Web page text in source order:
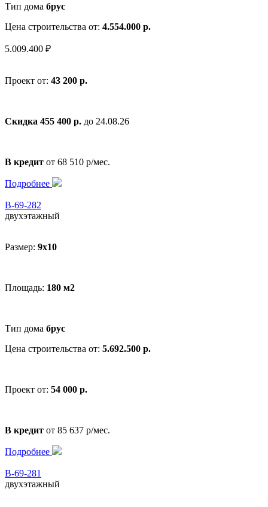
Тип дома брус
Цена строительства от: 4.554.000 р.
5.009.400 ₽
Проект от: 43 200 р.
Скидка 455 400 р. до 24.08.26
В кредит от 68 510 р/мес.
Подробнее
В-69-282
двухэтажный
Размер: 9x10
Площадь: 180 м2
Тип дома брус
Цена строительства от: 5.692.500 р.
Проект от: 54 000 р.
В кредит от 85 637 р/мес.
Подробнее
В-69-281
двухэтажный